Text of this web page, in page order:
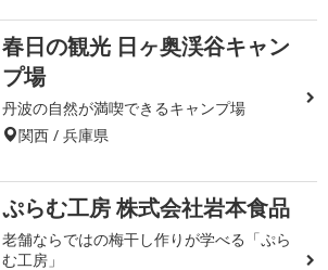
春日の観光 日ヶ奥渓谷キャン
プ場
丹波の自然が満喫できるキャンプ場
関西 / 兵庫県
ぷらむ工房 株式会社岩本食品
老舗ならではの梅干し作りが学べる「ぷら
む工房」